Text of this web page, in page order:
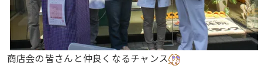
商店会の皆さんと仲良くなるチャンス